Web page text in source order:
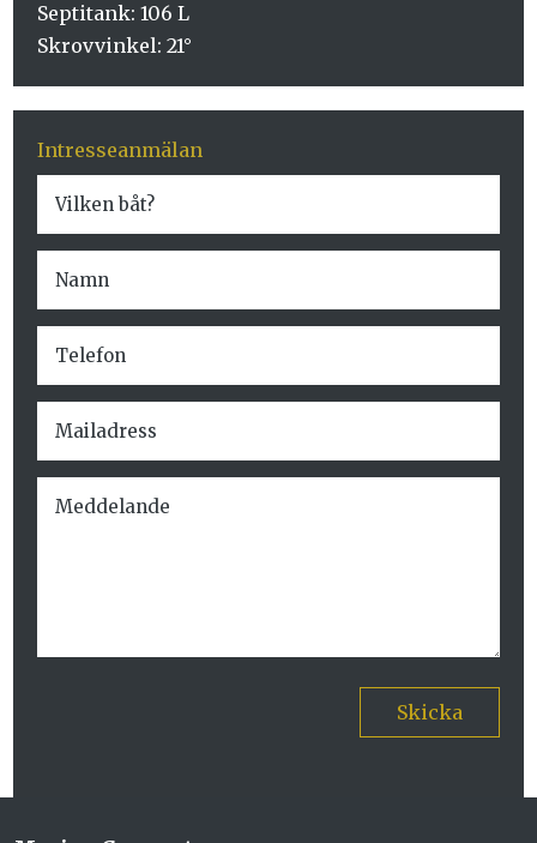
Septitank: 106 L
Skrovvinkel: 21°
Intresseanmälan
Skicka